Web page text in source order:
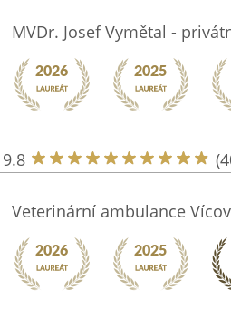
MVDr. Josef Vymětal -
9.8
Veterinární ambulance